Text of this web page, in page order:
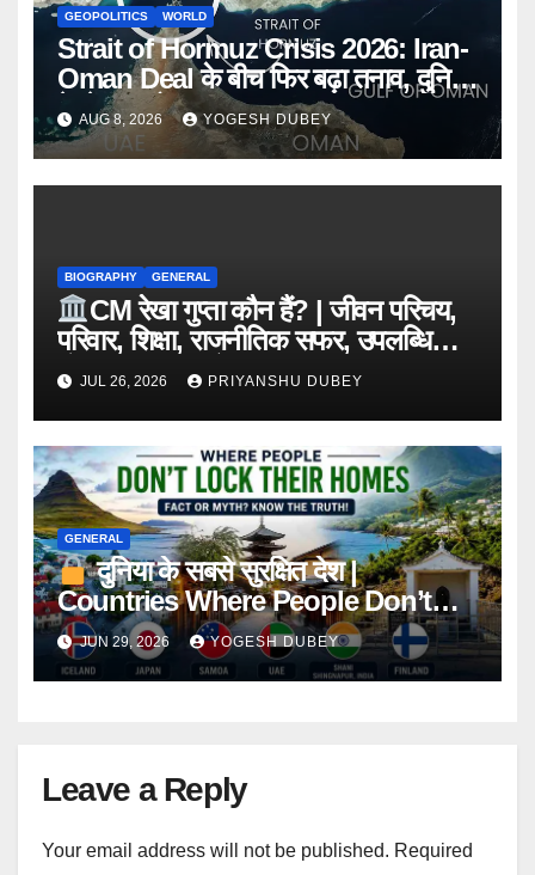
GEOPOLITICS WORLD
Strait of Hormuz Crisis 2026: Iran-
Oman Deal के बीच फिर बढ़ा तनाव, दुनिया
के तेल कारोबार पर बड़ा खतरा
AUG 8, 2026 YOGESH DUBEY
BIOGRAPHY GENERAL
CM रेखा गुप्ता कौन हैं? | जीवन परिचय,
परिवार, शिक्षा, राजनीतिक सफर, उपलब्धियां,
योजनाएं, विवाद और 2026 की पूरी जानकारी
JUL 26, 2026 PRIYANSHU DUBEY
GENERAL
दुनिया के सबसे सुरक्षित देश |
Countries Where People Don’t
Lock Their Homes
JUN 29, 2026 YOGESH DUBEY
Leave a Reply
Your email address will not be published. Required